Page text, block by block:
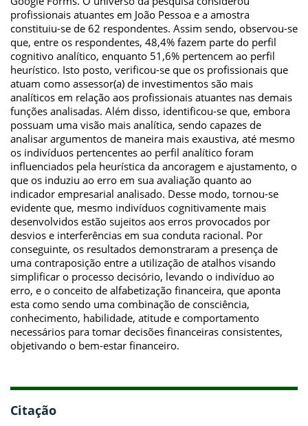
profissionais atuantes em João Pessoa e a amostra
constituiu-se de 62 respondentes. Assim sendo, observou-se
que, entre os respondentes, 48,4% fazem parte do perfil
cognitivo analítico, enquanto 51,6% pertencem ao perfil
heurístico. Isto posto, verificou-se que os profissionais que
atuam como assessor(a) de investimentos são mais
analíticos em relação aos profissionais atuantes nas demais
funções analisadas. Além disso, identificou-se que, embora
possuam uma visão mais analítica, sendo capazes de
analisar argumentos de maneira mais exaustiva, até mesmo
os indivíduos pertencentes ao perfil analítico foram
influenciados pela heurística da ancoragem e ajustamento, o
que os induziu ao erro em sua avaliação quanto ao
indicador empresarial analisado. Desse modo, tornou-se
evidente que, mesmo indivíduos cognitivamente mais
desenvolvidos estão sujeitos aos erros provocados por
desvios e interferências em sua conduta racional. Por
conseguinte, os resultados demonstraram a presença de
uma contraposição entre a utilização de atalhos visando
simplificar o processo decisório, levando o indivíduo ao
erro, e o conceito de alfabetização financeira, que aponta
esta como sendo uma combinação de consciência,
conhecimento, habilidade, atitude e comportamento
necessários para tomar decisões financeiras consistentes,
objetivando o bem-estar financeiro.
Citação